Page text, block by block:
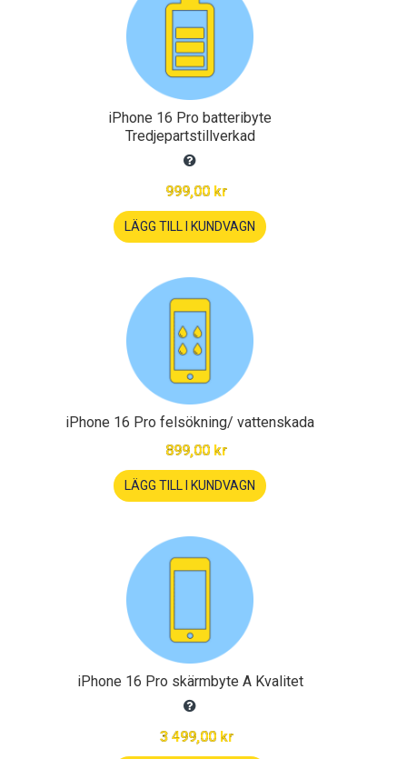
iPhone 16 Pro batteribyte
Tredjepartstillverkad
999,00 kr
LÄGG TILL I KUNDVAGN
iPhone 16 Pro felsökning/ vattenskada
899,00 kr
LÄGG TILL I KUNDVAGN
iPhone 16 Pro skärmbyte A Kvalitet
3 499,00 kr